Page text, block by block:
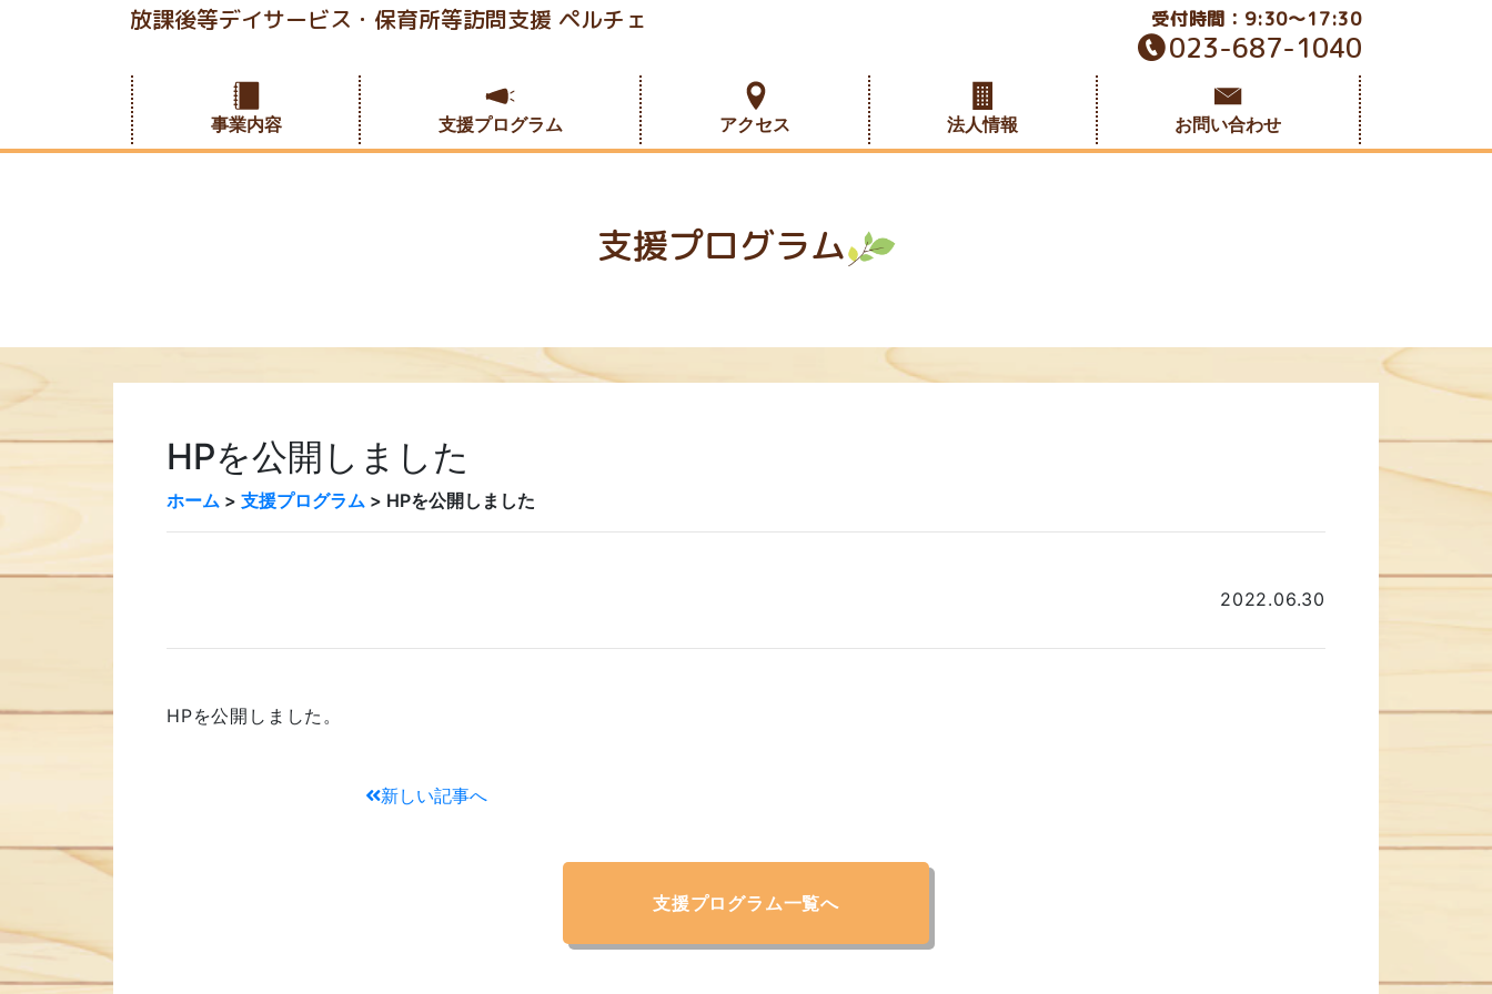
放課後等デイサービス・保育所等訪問支援 ペルチェ 受付時間：9:30～17:30
023-687-1040
事業内容 支援プログラム アクセス 法人情報 お問い合わせ
支援プログラム
HPを公開しました
ホーム > 支援プログラム > HPを公開しました
2022.06.30
HPを公開しました。
新しい記事へ
支援プログラム一覧へ